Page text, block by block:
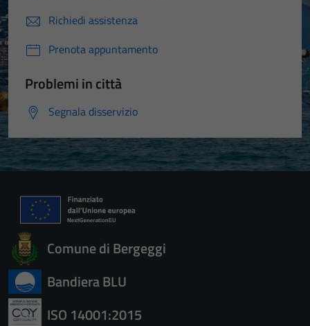
Richiedi assistenza
Prenota appuntamento
Problemi in città
Segnala disservizio
Comune di Bergeggi
Bandiera BLU
ISO 14001:2015